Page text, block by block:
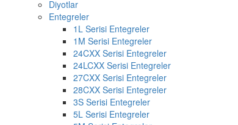
Diyotlar
Entegreler
1L Serisi Entegreler
1M Serisi Entegreler
24CXX Serisi Entegreler
24LCXX Serisi Entegreler
27CXX Serisi Entegreler
28CXX Serisi Entegreler
3S Serisi Entegreler
5L Serisi Entegreler